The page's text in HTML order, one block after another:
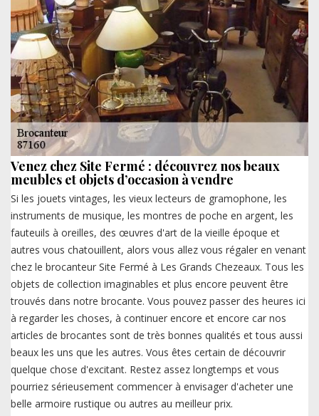
Venez chez Site Fermé : découvrez nos beaux
meubles et objets d’occasion à vendre
Si les jouets vintages, les vieux lecteurs de gramophone, les
instruments de musique, les montres de poche en argent, les
fauteuils à oreilles, des œuvres d'art de la vieille époque et
autres vous chatouillent, alors vous allez vous régaler en venant
chez le brocanteur Site Fermé à Les Grands Chezeaux. Tous les
objets de collection imaginables et plus encore peuvent être
trouvés dans notre brocante. Vous pouvez passer des heures ici
à regarder les choses, à continuer encore et encore car nos
articles de brocantes sont de très bonnes qualités et tous aussi
beaux les uns que les autres. Vous êtes certain de découvrir
quelque chose d'excitant. Restez assez longtemps et vous
pourriez sérieusement commencer à envisager d'acheter une
belle armoire rustique ou autres au meilleur prix.